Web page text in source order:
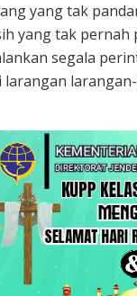
yang tak
yang tak pernah
segala
larangan-